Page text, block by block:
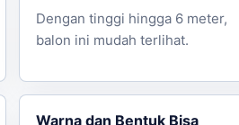
Dengan tinggi hingga 6 meter,
balon ini mudah terlihat.
Warna dan Bentuk Bisa